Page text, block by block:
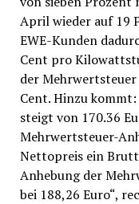
April wieder auf 19
EWE-Kunden
Cent pro
der
Cent. Hinzu
steigt von 170.36
Mehrwertsteuer-
Nettopreis ein
Anhebung der
bei 188,26 Euro“,